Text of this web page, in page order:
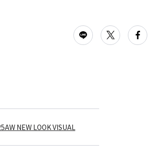
NEW LOOK VISUAL